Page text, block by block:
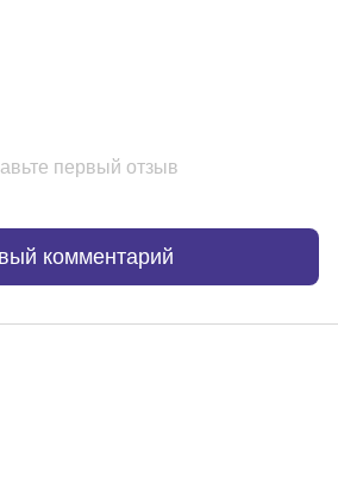
первый отзыв
комментарий